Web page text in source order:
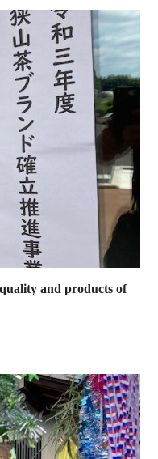
and products of